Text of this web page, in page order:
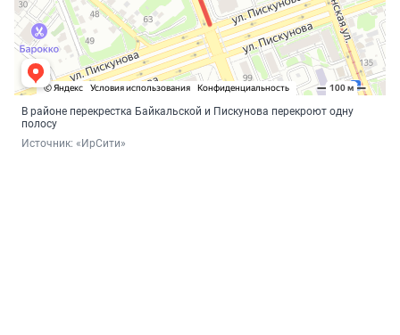
В районе перекрестка Байкальской и Пискунова перекроют одну
полосу
Источник: «ИрСити»